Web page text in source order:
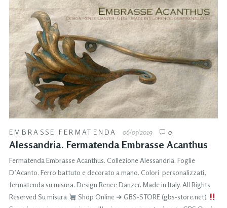
EMBRASSE FERMATENDA 06/05/2019 0
Alessandria. Fermatenda Embrasse Acanthus
Fermatenda Embrasse Acanthus. Collezione Alessandria. Foglie
D’Acanto. Ferro battuto e decorato a mano. Colori personalizzati,
fermatenda su misura. Design Renee Danzer. Made in Italy. All Rights
Reserved Su misura
Shop Online ➜ GBS-STORE (gbs-store.net)